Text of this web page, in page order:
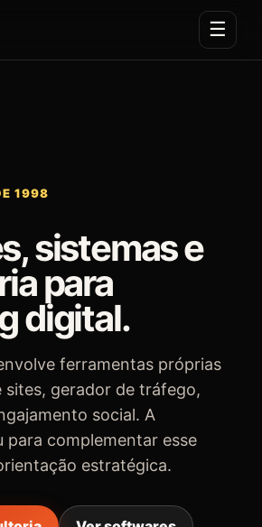
☰
1998
sistemas e
para
digital.
ferramentas próprias
sites, gerador de tráfego,
social. A
para complementar esse
estratégica.